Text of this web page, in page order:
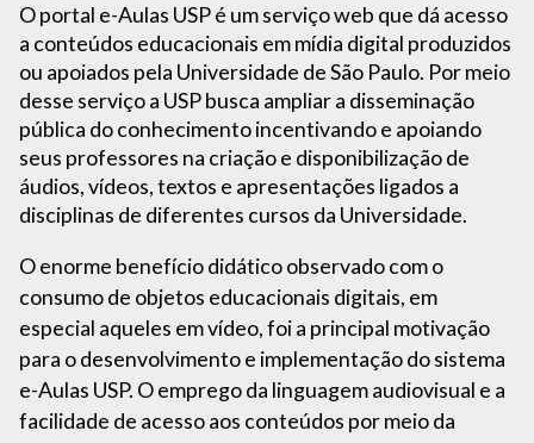
O portal e-Aulas USP é um serviço web que dá acesso
a conteúdos educacionais em mídia digital produzidos
ou apoiados pela Universidade de São Paulo. Por meio
desse serviço a USP busca ampliar a disseminação
pública do conhecimento incentivando e apoiando
seus professores na criação e disponibilização de
áudios, vídeos, textos e apresentações ligados a
disciplinas de diferentes cursos da Universidade.
O enorme benefício didático observado com o
consumo de objetos educacionais digitais, em
especial aqueles em vídeo, foi a principal motivação
para o desenvolvimento e implementação do sistema
e-Aulas USP. O emprego da linguagem audiovisual e a
facilidade de acesso aos conteúdos por meio da